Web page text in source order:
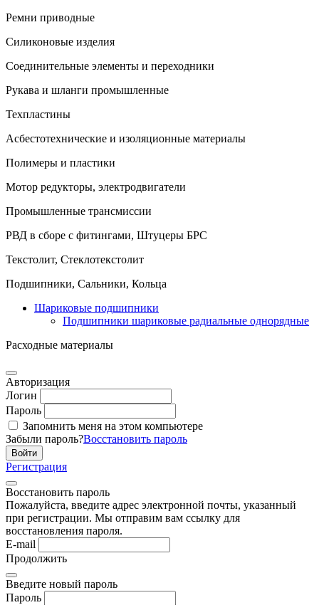
Ремни приводные
Силиконовые изделия
Соединительные элементы и переходники
Рукава и шланги промышленные
Техпластины
Асбестотехнические и изоляционные материалы
Полимеры и пластики
Мотор редукторы, электродвигатели
Промышленные трансмиссии
РВД в сборе с фитингами, Штуцеры БРС
Текстолит, Стеклотекстолит
Подшипники, Сальники, Кольца
Шариковые подшипники
Подшипники шариковые радиальные однорядные
Расходные материалы
Авторизация
Логин
Пароль
Запомнить меня на этом компьютере
Забыли пароль?Восстановить пароль
Регистрация
Восстановить пароль
Пожалуйста, введите адрес электронной почты, указанный
при регистрации. Мы отправим вам ссылку для
восстановления пароля.
E-mail
Продолжить
Введите новый пароль
Пароль